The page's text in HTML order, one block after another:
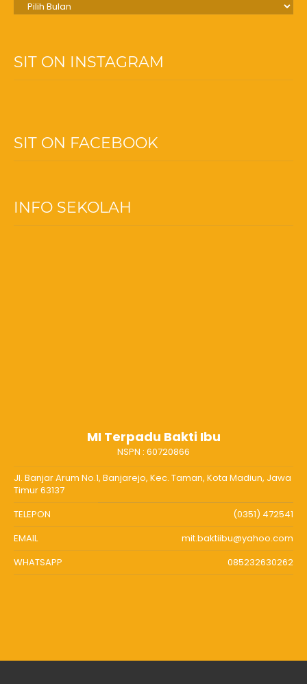
SIT ON INSTAGRAM
SIT ON FACEBOOK
INFO SEKOLAH
MI Terpadu Bakti Ibu
NSPN : 60720866
Jl. Banjar Arum No.1, Banjarejo, Kec. Taman, Kota Madiun, Jawa
Timur 63137
TELEPON
(0351) 472541
EMAIL
mit.baktiibu@yahoo.com
WHATSAPP
085232630262